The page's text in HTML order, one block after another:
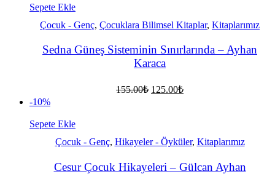
Sepete Ekle
Çocuk - Genç, Çocuklara Bilimsel Kitaplar, Kitaplarımız
Sedna Güneş Sisteminin Sınırlarında – Ayhan
Karaca
155.00₺ Orijinal
125.00₺Şu
-10%
Sepete Ekle
Çocuk - Genç, Hikayeler - Öyküler, Kitaplarımız
Cesur Çocuk Hikayeleri – Gülcan Ayhan